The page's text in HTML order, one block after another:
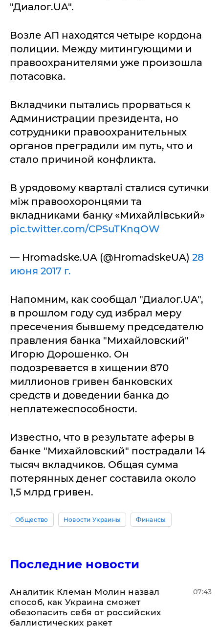
"Диалог.UA".
Возле АП находятся четыре кордона
полиции. Между митингующими и
правоохранителями уже произошла
потасовка.
Вкладчики пытались прорваться к
Администрации президента, но
сотрудники правоохранительных
органов преградили им путь, что и
стало причиной конфликта.
В урядовому кварталі сталися сутички
між правоохоронцями та
вкладниками банку «Михайлівський»
pic.twitter.com/CPSuTKnqOW
— Hromadske.UA (@HromadskeUA) 28
июня 2017 г.
Напомним, как сообщал "Диалог.UA",
в прошлом году суд избрал меру
пресечения бывшему председателю
правления банка "Михайловский"
Игорю Дорошенко. Он
подозревается в хищении 870
миллионов гривен банковских
средств и доведении банка до
неплатежеспособности.
Известно, что в результате аферы в
банке "Михайловский" пострадали 14
тысяч вкладчиков. Общая сумма
потерянных денег составила около
1,5 млрд гривен.
Общество Новости Украины Финансы
Последние новости
Аналитик Клеман Молин назвал
способ, как Украина сможет
обезопасить себя от российских
баллистических ракет
07:43